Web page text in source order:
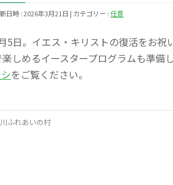
日時 : 2026年3月21日 カテゴリー :任意
5日。イエス・キリストの復活をお祝
しめるイースタープログラムも準備
をご覧ください。
ふれあいの村